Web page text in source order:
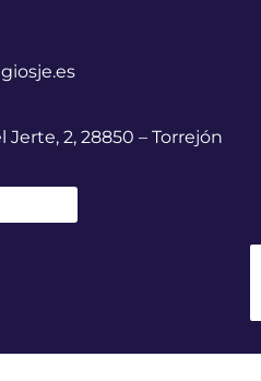
Jerte, 2, 28850 – Torrejón